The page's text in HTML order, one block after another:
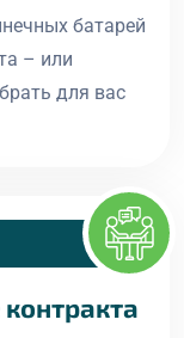
батарей
– или
для вас